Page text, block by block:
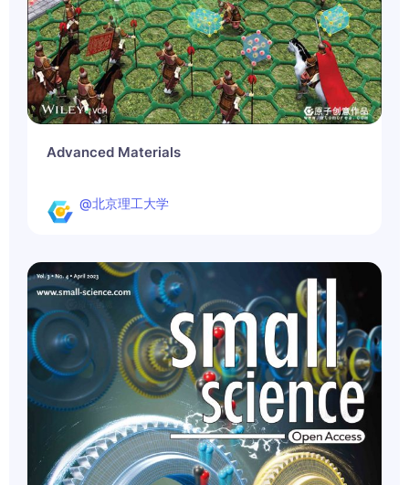
Advanced Materials
@北京理工大学